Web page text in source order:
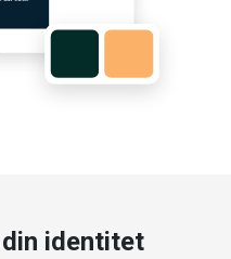
identitet